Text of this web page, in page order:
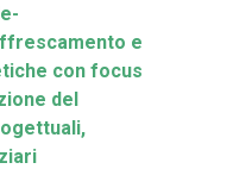
e
con focus
del